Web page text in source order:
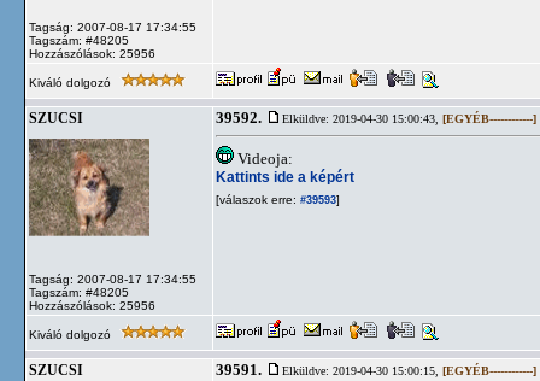
Tagság: 2007-08-17 17:34:55
Tagszám: #48205
Hozzászólások: 25956
Kiváló dolgozó
SZUCSI
Tagság: 2007-08-17 17:34:55
Tagszám: #48205
Hozzászólások: 25956
39592. Elküldve: 2019-04-30 15:00:43, [EGYÉB------------]
Videoja:
Kattints ide a képért
[válaszok erre: #39593]
Kiváló dolgozó
SZUCSI 39591. Elküldve: 2019-04-30 15:00:15, [EGYÉB------------]